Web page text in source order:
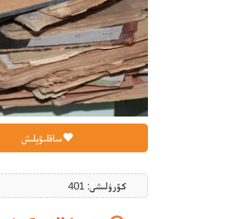
ساقلىۋېلىش
كۆرۈلىشى: 401